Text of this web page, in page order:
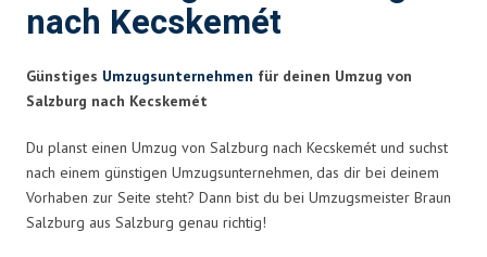
nach Kecskemét
Günstiges Umzugsunternehmen für deinen Umzug von
Salzburg nach Kecskemét
Du planst einen Umzug von Salzburg nach Kecskemét und suchst
nach einem günstigen Umzugsunternehmen, das dir bei deinem
Vorhaben zur Seite steht? Dann bist du bei Umzugsmeister Braun
Salzburg aus Salzburg genau richtig!